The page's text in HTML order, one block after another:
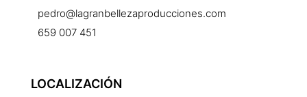
pedro@lagranbellezaproducciones.com
659 007 451
LOCALIZACIÓN